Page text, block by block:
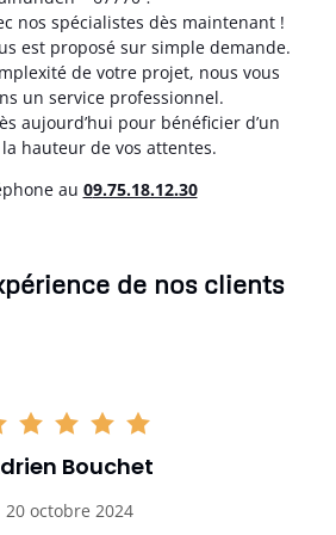
nos spécialistes dès maintenant !
est proposé sur simple demande.
de votre projet, nous vous
un service professionnel.
aujourd’hui pour bénéficier d’un
hauteur de vos attentes.
au 09.75.18.12.30
de nos clients
Bouchet
20 octobre 2024